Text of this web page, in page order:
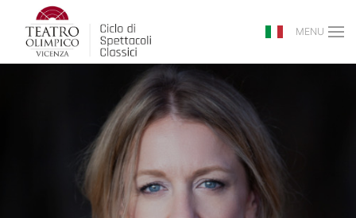
MENU